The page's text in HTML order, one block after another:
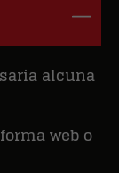
alcuna
web o